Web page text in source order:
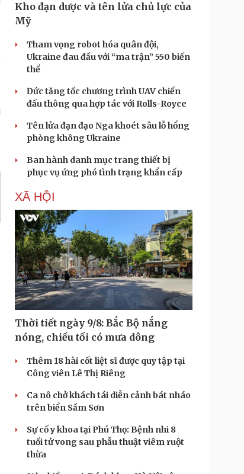
Kho đạn dược và tên lửa chủ lực của
Mỹ
Tham vọng robot hóa quân đội,
Ukraine đau đầu với “ma trận” 550 biến
thể
Đức tăng tốc chương trình UAV chiến
đấu thông qua hợp tác với Rolls-Royce
Tên lửa đạn đạo Nga khoét sâu lỗ hổng
phòng không Ukraine
Ban hành danh mục trang thiết bị
phục vụ ứng phó tình trạng khẩn cấp
XÃ HỘI
Thời tiết ngày 9/8: Bắc Bộ nắng
nóng, chiều tối có mưa dông
Thêm 18 hài cốt liệt sĩ được quy tập tại
Công viên Lê Thị Riêng
Ca nô chở khách tái diễn cảnh bát nháo
trên biển Sầm Sơn
Sự cố y khoa tại Phú Thọ: Bệnh nhi 8
tuổi tử vong sau phẫu thuật viêm ruột
thừa